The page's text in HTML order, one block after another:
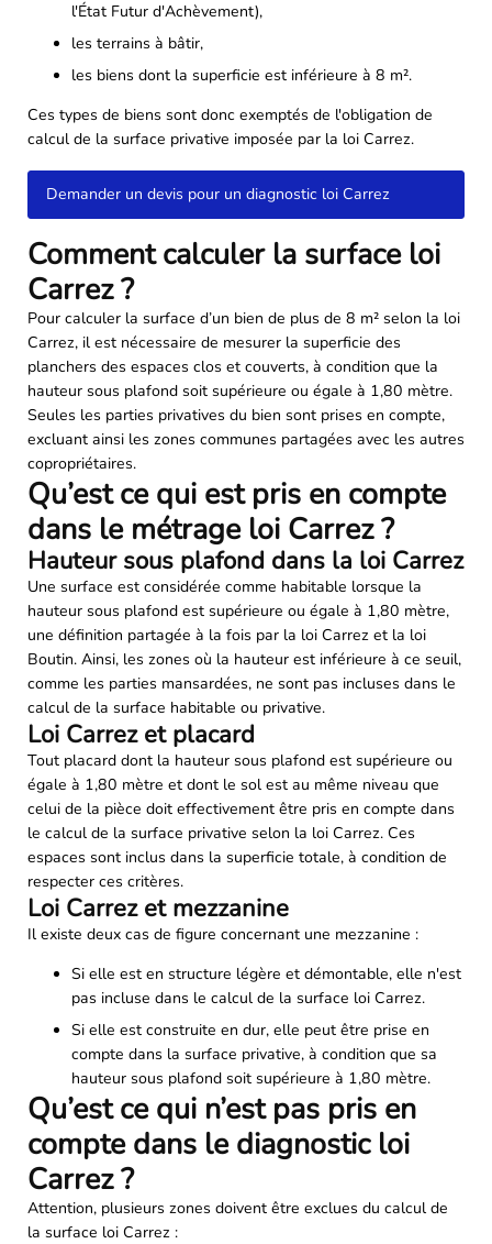
l'État Futur d'Achèvement),
les terrains à bâtir,
les biens dont la superficie est inférieure à 8 m².
Ces types de biens sont donc exemptés de l'obligation de
calcul de la surface privative imposée par la loi Carrez.
Demander un devis pour un diagnostic loi Carrez
Comment calculer la surface loi
Carrez ?
Pour calculer la surface d’un bien de plus de 8 m² selon la loi
Carrez, il est nécessaire de mesurer la superficie des
planchers des espaces clos et couverts, à condition que la
hauteur sous plafond soit supérieure ou égale à 1,80 mètre.
Seules les parties privatives du bien sont prises en compte,
excluant ainsi les zones communes partagées avec les autres
copropriétaires.
Qu’est ce qui est pris en compte
dans le métrage loi Carrez ?
Hauteur sous plafond dans la loi Carrez
Une surface est considérée comme habitable lorsque la
hauteur sous plafond est supérieure ou égale à 1,80 mètre,
une définition partagée à la fois par la loi Carrez et la loi
Boutin. Ainsi, les zones où la hauteur est inférieure à ce seuil,
comme les parties mansardées, ne sont pas incluses dans le
calcul de la surface habitable ou privative.
Loi Carrez et placard
Tout placard dont la hauteur sous plafond est supérieure ou
égale à 1,80 mètre et dont le sol est au même niveau que
celui de la pièce doit effectivement être pris en compte dans
le calcul de la surface privative selon la loi Carrez. Ces
espaces sont inclus dans la superficie totale, à condition de
respecter ces critères.
Loi Carrez et mezzanine
Il existe deux cas de figure concernant une mezzanine :
Si elle est en structure légère et démontable, elle n'est
pas incluse dans le calcul de la surface loi Carrez.
Si elle est construite en dur, elle peut être prise en
compte dans la surface privative, à condition que sa
hauteur sous plafond soit supérieure à 1,80 mètre.
Qu’est ce qui n’est pas pris en
compte dans le diagnostic loi
Carrez ?
Attention, plusieurs zones doivent être exclues du calcul de
la surface loi Carrez :